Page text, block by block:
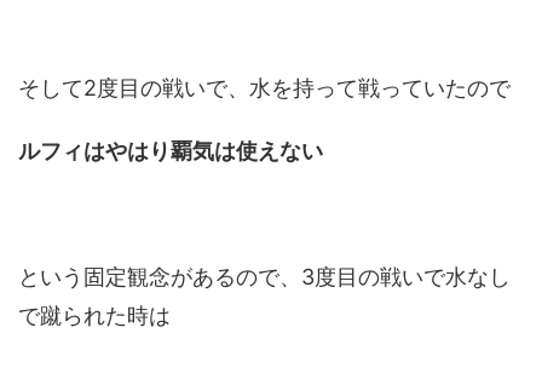
そして2度目の戦いで、水を持って戦っていたので
ルフィはやはり覇気は使えない
という固定観念があるので、3度目の戦いで水なし
で蹴られた時は